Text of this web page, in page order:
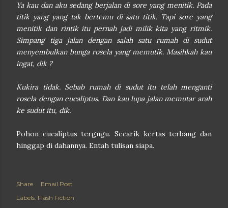
Ya kau dan aku sedang berjalan di sore yang menitik. Pada
titik yang yang tak bertemu di satu titik. Tapi sore yang
menitik dan rintik itu pernah jadi milik kita yang ritmik.
Simpang tiga jalan dengan salah satu rumah di sudut
menyembulkan bunga rosela yang memutik. Masihkah kau
ingat, dik ?
Kukira tidak. Sebab rumah di sudut itu telah menganti
rosela dengan eucaliptus. Dan kau lupa jalan memutar arah
ke sudut itu, dik.
Pohon eucaliptus tergugu. Secarik kertas terbang dan
hinggap di dahannya. Entah tulisan siapa.
Share
Email Post
Labels: Flash Fiction